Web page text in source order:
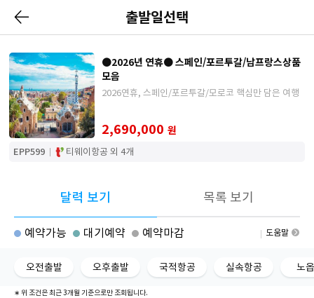
출발일선택
●2026년 연휴● 스페인/포르투갈/남프랑스상품
모음
2026연휴, 스페인/포르투갈/모로코 핵심만 담은 여행
2,690,000 원
EPP599 티웨이항공 외 4개
달력 보기 목록 보기
예약가능 대기예약 예약마감 도움말
오전출발 오후출발 국적항공 실속항공 노
∗ 위 조건은 최근 3개월 기준으로만 조회됩니다.